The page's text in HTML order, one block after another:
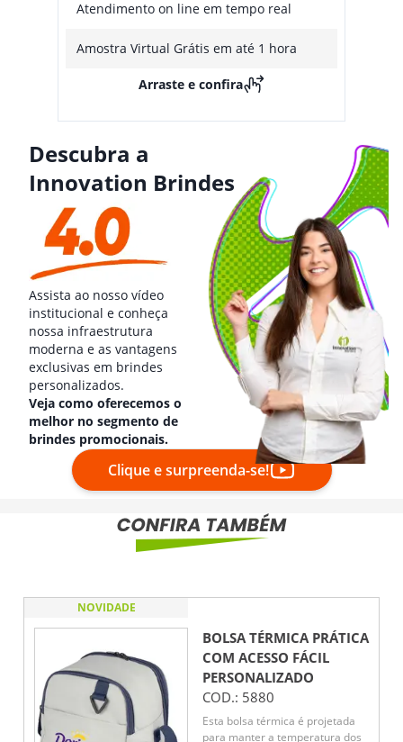
Atendimento on line em tempo real
Amostra Virtual Grátis em até 1 hora
Arraste e confira
Descubra a
Innovation Brindes
Assista ao nosso vídeo
institucional e conheça
nossa infraestrutura
moderna e as vantagens
exclusivas em brindes
personalizados.
Veja como oferecemos o
melhor no segmento de
brindes promocionais.
Clique e surpreenda-se!
NOVIDADE
BOLSA TÉRMICA PRÁTICA
COM ACESSO FÁCIL
PERSONALIZADO
COD.: 5880
Esta bolsa térmica é projetada
para manter a temperatura dos